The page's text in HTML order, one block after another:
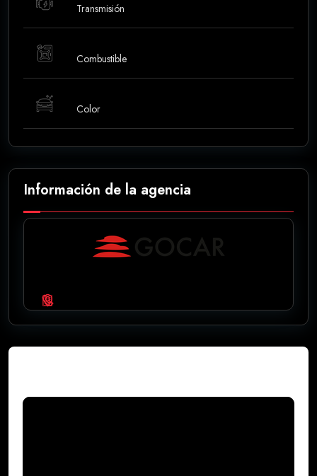
Transmisión
Combustible
Color
Información de la agencia